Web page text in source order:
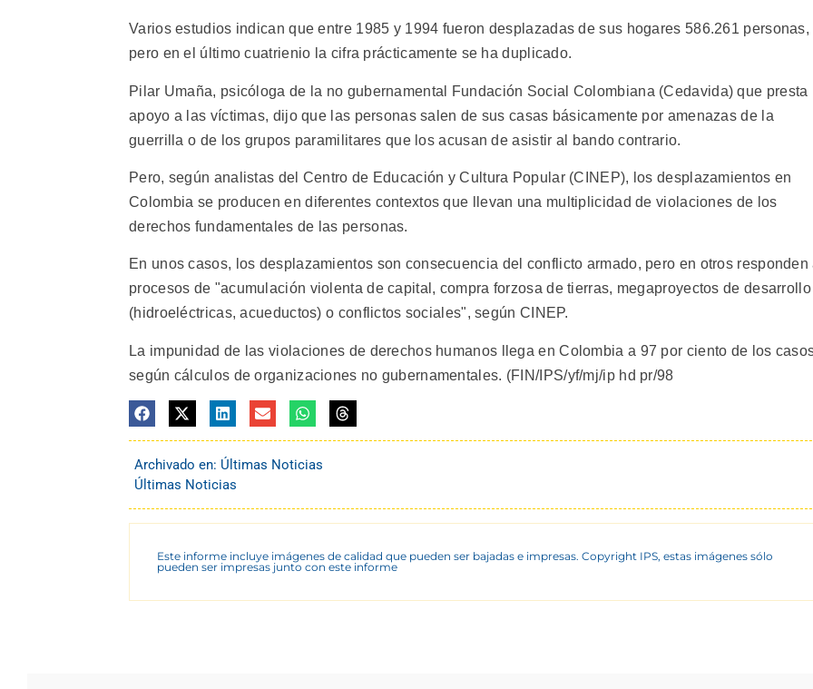
Varios estudios indican que entre 1985 y 1994 fueron desplazadas de sus hogares 586.261 personas,
pero en el último cuatrienio la cifra prácticamente se ha duplicado.
Pilar Umaña, psicóloga de la no gubernamental Fundación Social Colombiana (Cedavida) que presta
apoyo a las víctimas, dijo que las personas salen de sus casas básicamente por amenazas de la
guerrilla o de los grupos paramilitares que los acusan de asistir al bando contrario.
Pero, según analistas del Centro de Educación y Cultura Popular (CINEP), los desplazamientos en
Colombia se producen en diferentes contextos que llevan una multiplicidad de violaciones de los
derechos fundamentales de las personas.
En unos casos, los desplazamientos son consecuencia del conflicto armado, pero en otros responden
procesos de "acumulación violenta de capital, compra forzosa de tierras, megaproyectos de desarrollo
(hidroeléctricas, acueductos) o conflictos sociales", según CINEP.
La impunidad de las violaciones de derechos humanos llega en Colombia a 97 por ciento de los
según cálculos de organizaciones no gubernamentales. (FIN/IPS/yf/mj/ip hd pr/98
Archivado en: Últimas Noticias
Últimas Noticias
Este informe incluye imágenes de calidad que pueden ser bajadas e impresas. Copyright IPS, estas imágenes sólo
pueden ser impresas junto con este informe